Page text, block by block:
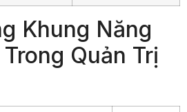
Khung Năng
Quản Trị